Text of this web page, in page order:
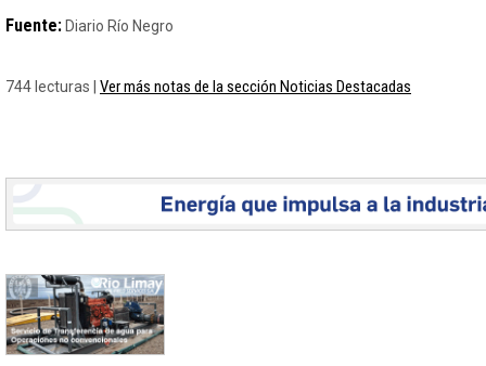
Fuente: Diario Río Negro
744 lecturas | Ver más notas de la sección Noticias Destacadas